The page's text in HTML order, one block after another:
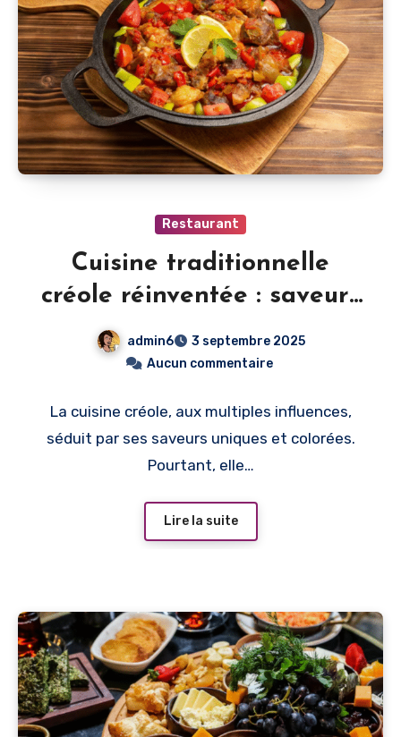
Restaurant
Cuisine traditionnelle
créole réinventée : saveurs
authentiques avec une
touche moderne
admin6
3 septembre 2025
Aucun commentaire
La cuisine créole, aux multiples influences,
séduit par ses saveurs uniques et colorées.
Pourtant, elle…
Lire la suite